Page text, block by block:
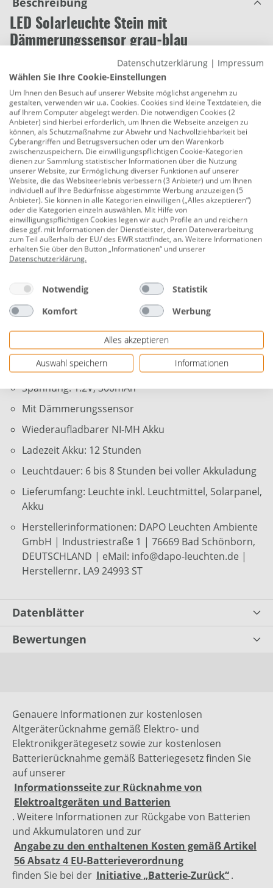
LED Solarleuchte Stein mit
Dämmerungssensor grau-blau
Dekorative Figur aus witterungsbeständigem
Polyresin. Licht-Effekte werden durch 14 LED und den
einzigartigen Tunnel Effekt erzielt. Die Sonnenenergie
wird von einem Akku gespeichert und im Dunklen
wieder abgegeben. Tag und Nacht ein liebenswerter
Blickfang für Ihren Garten oder Balkon.
Fassung: fest verbaute LED
Leistung: 0,02 W
Lichtleistung: 1 lm
Lichtfarbe: warmweiß
Dimmbar: nein
Farbe: grau, blau
Material: Metall, Kunststoff
Schutzart: IP 44 (spritzwassergeschützt)
Schutzklasse: lll
Spannung: 1.2V, 300mAh
Mit Dämmerungssensor
Wiederaufladbarer NI-MH Akku
Ladezeit Akku: 12 Stunden
Leuchtdauer: 6 bis 8 Stunden bei voller Akkuladung
Lieferumfang: Leuchte inkl. Leuchtmittel, Solarpanel,
Akku
Herstellerinformationen: DAPO Leuchten Ambiente
GmbH | Industriestraße 1 | 76669 Bad Schönborn,
DEUTSCHLAND | eMail: info@dapo-leuchten.de |
Herstellernr. LA9 24993 ST
Datenblätter
Bewertungen
Genauere Informationen zur kostenlosen
Altgeräterücknahme gemäß Elektro- und
Elektronikgerätegesetz sowie zur kostenlosen
Batterierücknahme gemäß Batteriegesetz finden Sie
auf unserer
Informationsseite zur Rücknahme von
Elektroaltgeräten und Batterien
. Weitere Informationen zur Rückgabe von Batterien
und Akkumulatoren und zur
Angabe zu den enthaltenen Kosten gemäß Artikel
56 Absatz 4 EU-Batterieverordnung
finden Sie bei der Initiative „Batterie-Zurück“.
Datenschutzerklärung | Impressum
Wählen Sie Ihre Cookie-Einstellungen
Um Ihnen den Besuch auf unserer Website möglichst angenehm zu
gestalten, verwenden wir u.a. Cookies. Cookies sind kleine Textdateien, die
auf Ihrem Computer abgelegt werden. Die notwendigen Cookies (2
Anbieter) sind hierbei erforderlich, um Ihnen die Webseite anzeigen zu
können, als Schutzmaßnahme zur Abwehr und Nachvollziehbarkeit bei
Cyberangriffen und Betrugsversuchen oder um den Warenkorb
zwischenzuspeichern. Die einwilligungspflichtigen Cookie-Kategorien
dienen zur Sammlung statistischer Informationen über die Nutzung
unserer Website, zur Ermöglichung diverser Funktionen auf unserer
Website, die das Websiteerlebnis verbessern (3 Anbieter) und um Ihnen
individuell auf Ihre Bedürfnisse abgestimmte Werbung anzuzeigen (5
Anbieter). Sie können in alle Kategorien einwilligen („Alles akzeptieren“)
oder die Kategorien einzeln auswählen. Mit Hilfe von
einwilligungspflichtigen Cookies legen wir auch Profile an und reichern
diese ggf. mit Informationen der Dienstleister, deren Datenverarbeitung
zum Teil außerhalb der EU/ des EWR stattfindet, an. Weitere Informationen
erhalten Sie über den Button „Informationen“ und unserer
Datenschutzerklärung.
Notwendig
Statistik
Komfort
Werbung
Alles akzeptieren
Auswahl speichern
Informationen